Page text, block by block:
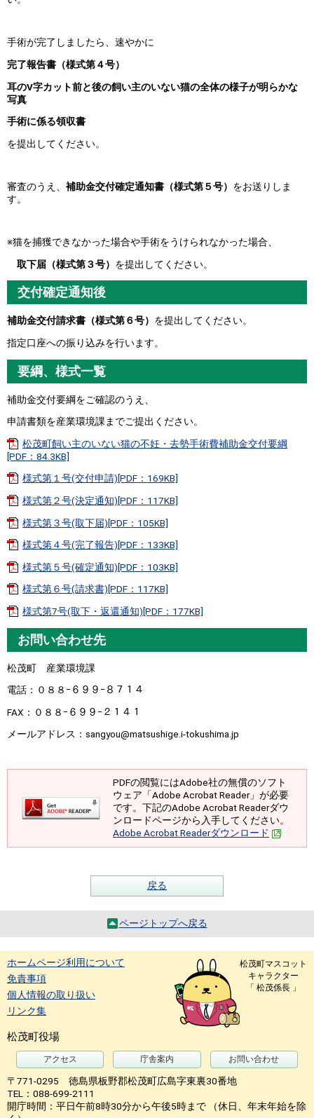
手術が完了しましたら、速やかに
完了報告書（様式第４号）
耳のV字カット前と後の飼い主のいない猫の全体の様子が明らかな
写真
手術に係る領収書
を提出してください。
審査のうえ、 補助金交付確定通知書（様式第５号） をお送りしま
す。
※猫を捕獲できなかった場合や手術をうけられなかった場合、
取下届（様式第３号） を提出してください。
交付確定通知後
補助金交付請求書（様式第６号） を提出してください。
指定口座への振り込みを行います。
要綱、様式一覧
補助金交付要綱をご確認のうえ、
申請書類を産業環境課までご提出ください。
松茂町飼い主のいない猫の不妊・去勢手術費補助金交付要綱
[PDF：84.3KB]
様式第１号(交付申請)[PDF：169KB]
様式第２号(決定通知)[PDF：117KB]
様式第３号(取下届)[PDF：105KB]
様式第４号(完了報告)[PDF：133KB]
様式第５号(確定通知)[PDF：103KB]
様式第６号(請求書)[PDF：117KB]
様式第7号(取下・返還通知)[PDF：177KB]
お問い合わせ先
松茂町 産業環境課
電話：０８８ｰ６９９ｰ８７１４
FAX：０８８ｰ６９９ｰ２１４１
メールアドレス：sangyou@matsushige.i-tokushima.jp
PDFの閲覧にはAdobe社の無償のソフト
ウェア「Adobe Acrobat Reader」が必要
です。下記のAdobe Acrobat Readerダウ
ンロードページから入手してください。
Adobe Acrobat Readerダウンロード
戻る
ページトップへ戻る
ホームページ利用について
免責事項
個人情報の取り扱い
リンク集
松茂町マスコット
キャラクター
「 松茂係長 」
松茂町役場
アクセス 庁舎案内 お問い合わせ
〒771-0295 徳島県板野郡松茂町広島字東裏30番地
TEL：088-699-2111
開庁時間：平日午前8時30分から午後5時まで （休日、年末年始を除